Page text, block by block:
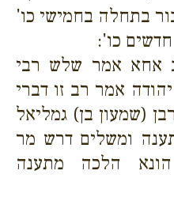
בתחלה בחמישי כו'
חדשים כו':
אחא אמר שלש רבי
אמר רב זו דברי
(שמעון בן) גמליאל
ומשלים דרש מר
הלכה מתענה